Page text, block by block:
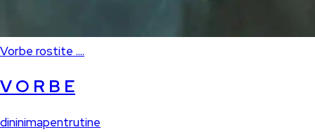
Vorbe rostite ....
V O R B E
dininimapentrutine